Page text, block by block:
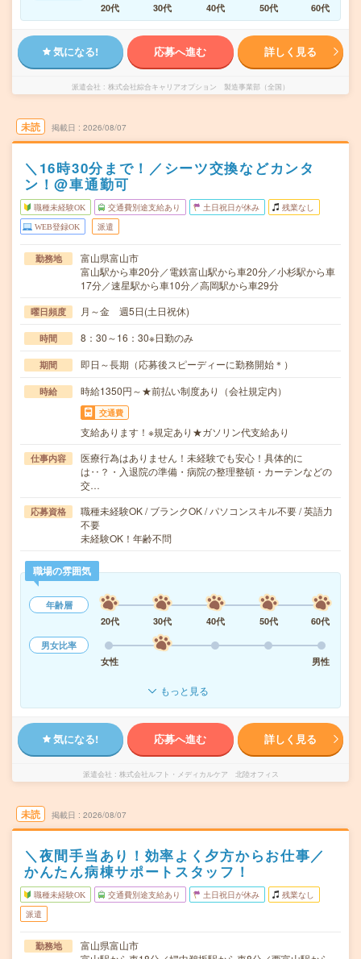
20代
30代 40代 50代 60代
気になる! 応募へ進む 詳しく見る
派遣会社 株式会社綜合キャリアオプション 製造事業部（全国）
未読 掲載日 2026/08/07
＼16時30分まで！／シーツ交換などカンタ
ン！@車通勤可
職種未経験OK 交通費別途支給あり 土日祝日が休み 残業なし
WEB登録OK 派遣
勤務地
富山県富山市
富山駅から車20分／電鉄富山駅から車20分／小杉駅から車
17分／速星駅から車10分／高岡駅から車29分
曜日頻度 月～金 週5日(土日祝休)
時間 8：30～16：30※日勤のみ
期間 即日～長期（応募後スピーディーに勤務開始＊）
時給 時給1350円～★前払い制度あり（会社規定内）
交通費
支給あります！※規定あり★ガソリン代支給あり
仕事内容
医療行為はありません！未経験でも安心！具体的に
は‥？・入退院の準備・病院の整理整頓・カーテンなどの
交…
応募資格
職種未経験OK / ブランクOK / パソコンスキル不要 / 英語力
不要
未経験OK！年齢不問
職場の雰囲気
年齢層
20代
30代 40代 50代
60代
男女比率
女性
男性
もっと見る
気になる! 応募へ進む 詳しく見る
派遣会社 株式会社ルフト・メディカルケア 北陸オフィス
未読 掲載日 2026/08/07
＼夜間手当あり！効率よく夕方からお仕事／
かんたん病棟サポートスタッフ！
職種未経験OK 交通費別途支給あり 土日祝日が休み 残業なし
派遣
勤務地
富山県富山市